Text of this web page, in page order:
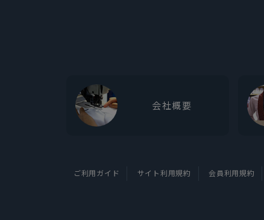
会社概要
ご利用ガイド サイト利用規約 会員利用規約